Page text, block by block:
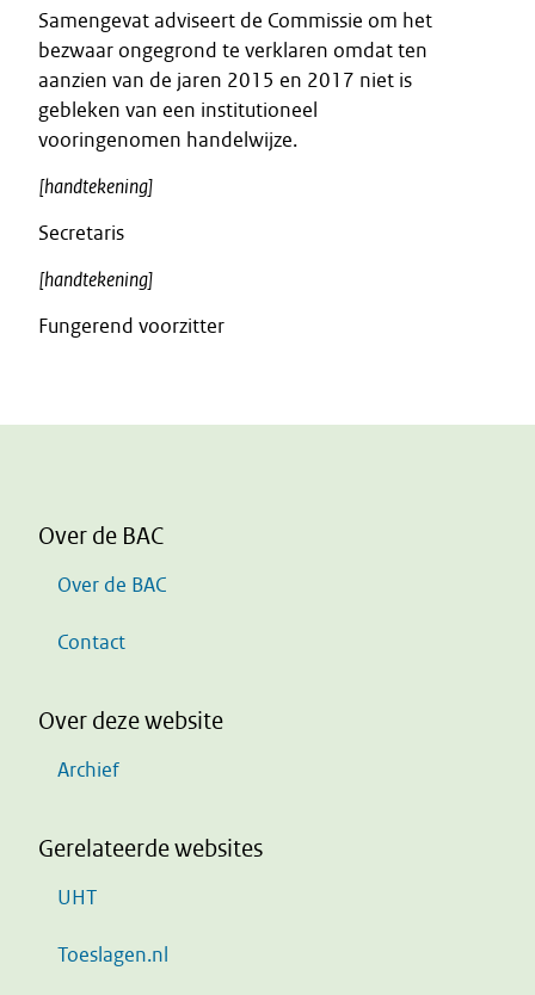
Samengevat adviseert de Commissie om het
bezwaar ongegrond te verklaren omdat ten
aanzien van de jaren 2015 en 2017 niet is
gebleken van een institutioneel
vooringenomen handelwijze.
[handtekening]
Secretaris
[handtekening]
Fungerend voorzitter
Over de BAC
Over de BAC
Contact
Over deze website
Archief
Gerelateerde websites
UHT
Toeslagen.nl